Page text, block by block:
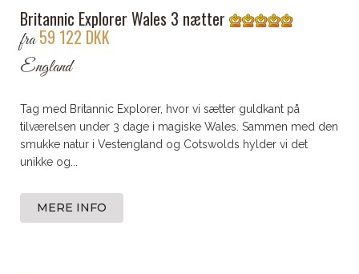
Britannic Explorer Wales 3 nætter
fra59 122 DKK
England
Tag med Britannic Explorer, hvor vi sætter guldkant på
tilværelsen under 3 dage i magiske Wales. Sammen med den
smukke natur i Vestengland og Cotswolds hylder vi det
unikke og...
MERE INFO